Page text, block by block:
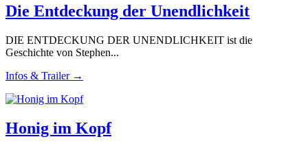
Die Entdeckung der Unendlichkeit
DIE ENTDECKUNG DER UNENDLICHKEIT ist die
Geschichte von Stephen...
Infos & Trailer →
Honig im Kopf